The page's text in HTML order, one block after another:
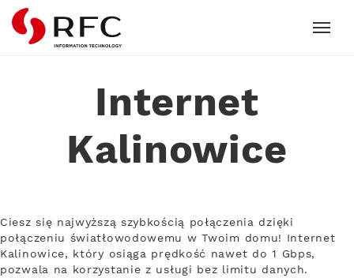
RFC
Internet
Kalinowice
Ciesz się najwyższą szybkością połączenia dzięki
połączeniu światłowodowemu w Twoim domu! Internet
Kalinowice, który osiąga prędkość nawet do 1 Gbps,
pozwala na korzystanie z usługi bez limitu danych.